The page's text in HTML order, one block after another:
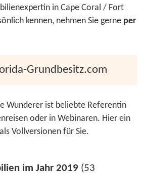
in Cape Coral / Fort
kennen, nehmen Sie gerne per
Grundbesitz.com
Wunderer ist beliebte Referentin
oder in Webinaren. Hier ein
Vollversionen für Sie.
im Jahr 2019 (53